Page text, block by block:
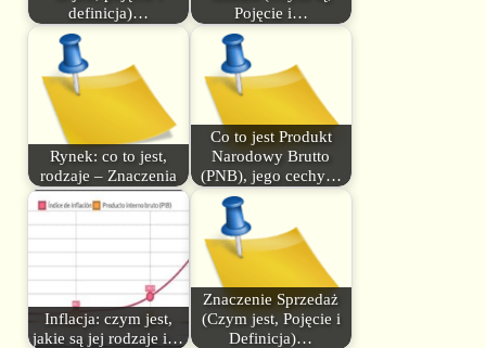
definicja)…
Pojęcie i…
Rynek: co to jest,
rodzaje – Znaczenia
Co to jest Produkt
Narodowy Brutto
(PNB), jego cechy…
Inflacja: czym jest,
jakie są jej rodzaje i…
Znaczenie Sprzedaż
(Czym jest, Pojęcie i
Definicja)…